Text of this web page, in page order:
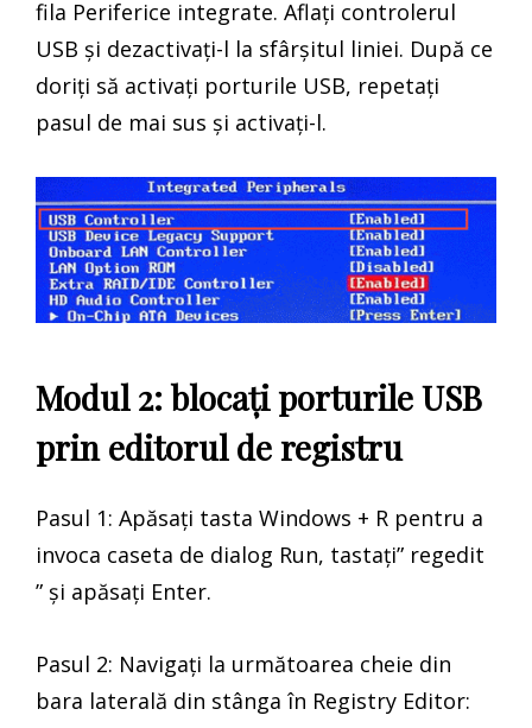
fila Periferice integrate. Aflați controlerul
USB și dezactivați-l la sfârșitul liniei. După ce
doriți să activați porturile USB, repetați
pasul de mai sus și activați-l.
Modul 2: blocați porturile USB
prin editorul de registru
Pasul 1: Apăsați tasta Windows + R pentru a
invoca caseta de dialog Run, tastați” regedit
” și apăsați Enter.
Pasul 2: Navigați la următoarea cheie din
bara laterală din stânga în Registry Editor: